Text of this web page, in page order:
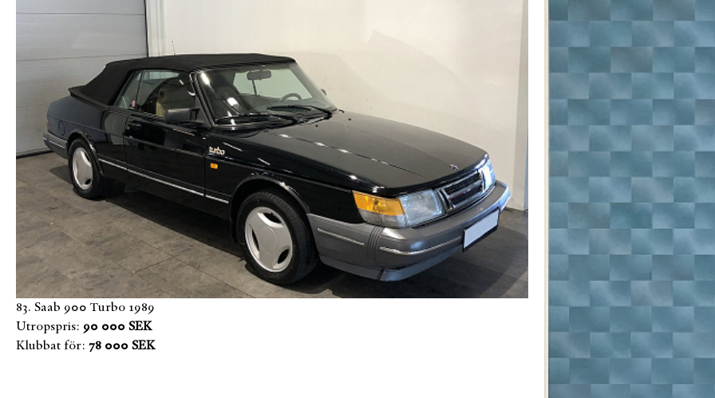
83. Saab 900 Turbo 1989
Utropspris: 90 000 SEK
Klubbat för: 78 000 SEK